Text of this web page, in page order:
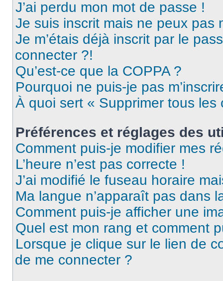
J’ai perdu mon mot de passe !
Je suis inscrit mais ne peux pas
Je m’étais déjà inscrit par le
connecter ?!
Qu’est-ce que la COPPA ?
Pourquoi ne puis-je pas
À quoi sert « Supprimer tous les
Préférences et réglages des
Comment puis-je modifier mes
L’heure n’est pas correcte !
J’ai modifié le fuseau horaire
Ma langue n’apparaît pas dans
Comment puis-je afficher une
Quel est mon rang et comment
Lorsque je clique sur le lien de
de me connecter ?